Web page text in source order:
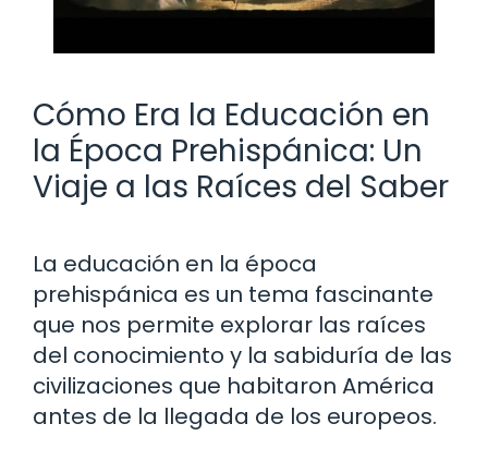
Cómo Era la Educación en
la Época Prehispánica: Un
Viaje a las Raíces del Saber
La educación en la época
prehispánica es un tema fascinante
que nos permite explorar las raíces
del conocimiento y la sabiduría de las
civilizaciones que habitaron América
antes de la llegada de los europeos.